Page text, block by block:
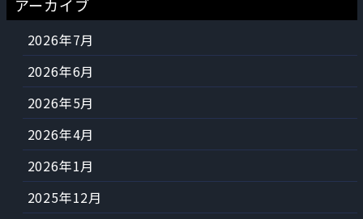
アーカイブ
2026年7月
2026年6月
2026年5月
2026年4月
2026年1月
2025年12月